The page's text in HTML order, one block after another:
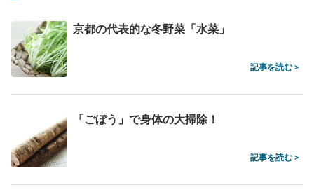
京都の代表的な冬野菜「水菜」
記事を読む >
「ごぼう」で身体の大掃除！
記事を読む >